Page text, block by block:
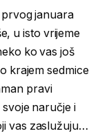
prvog januara
u isto vrijeme
ko vas još
krajem sedmice
pravi
naručje i
vas zaslužuju…